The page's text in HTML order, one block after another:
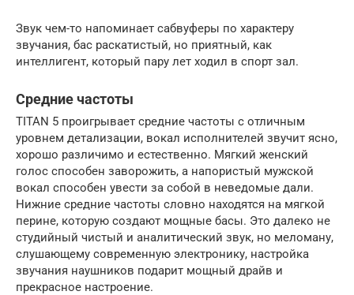
Звук чем-то напоминает сабвуферы по характеру
звучания, бас раскатистый, но приятный, как
интеллигент, который пару лет ходил в спорт зал.
Средние частоты
TITAN 5 проигрывает средние частоты с отличным
уровнем детализации, вокал исполнителей звучит ясно,
хорошо различимо и естественно. Мягкий женский
голос способен заворожить, а напористый мужской
вокал способен увести за собой в неведомые дали.
Нижние средние частоты словно находятся на мягкой
перине, которую создают мощные басы. Это далеко не
студийный чистый и аналитический звук, но меломану,
слушающему современную электронику, настройка
звучания наушников подарит мощный драйв и
прекрасное настроение.